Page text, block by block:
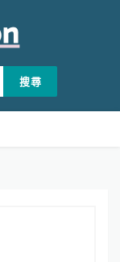
搜尋